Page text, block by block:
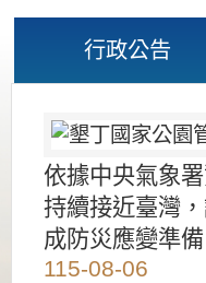
行政公告
依據中央氣象
持續接近臺灣
成防災應變準備
115-08-06